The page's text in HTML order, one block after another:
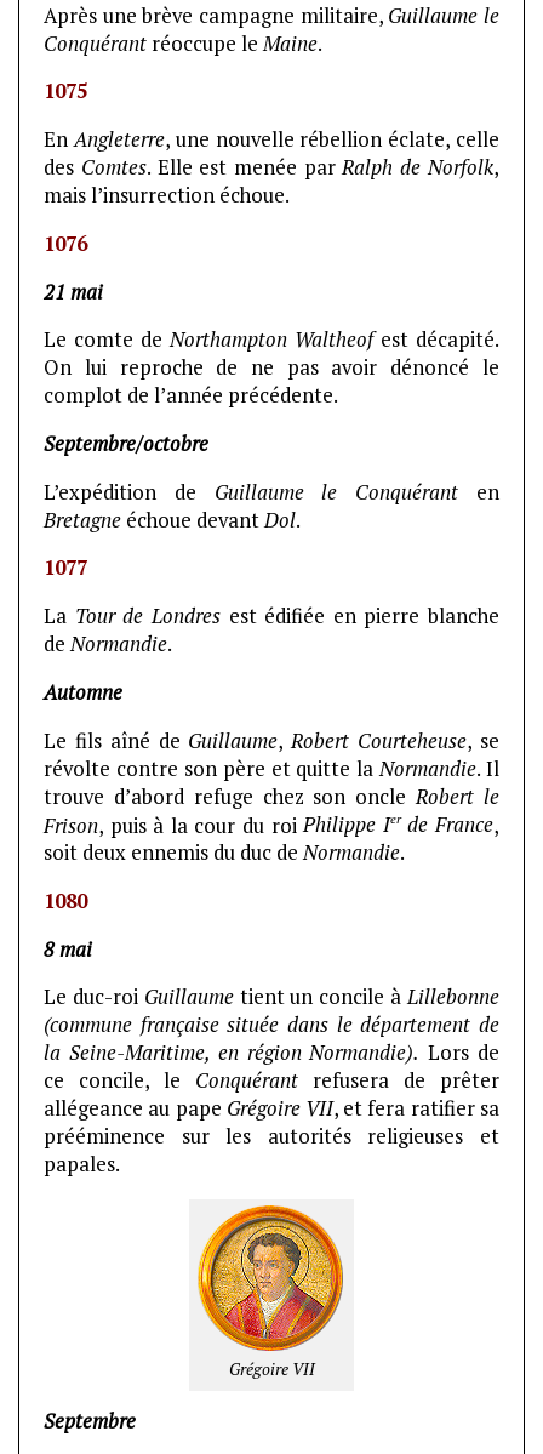
Après une brève campagne militaire, Guillaume le
Conquérant réoccupe leMaine.
1075
EnAngleterre, une nouvelle rébellion éclate, celle
des Comtes. Elle est menée parRalph de Norfolk,
mais l’insurrection échoue.
1076
21 mai
Le comte deNorthampton Waltheofest décapité.
On lui reproche de ne pas avoir dénoncé le
complot de l’année précédente.
Septembre/octobre
L’expédition de Guillaume le Conquérant en
Bretagne échoue devantDol.
1077
La Tour de Londresest édifiée en pierre blanche
deNormandie.
Automne
Le fils aîné de Guillaume,Robert Courteheuse, se
révolte contre son père et quitte laNormandie. Il
trouve d’abord refuge chez son oncleRobert le
Frison, puis à la cour du roiPhilippe Ierde France,
soit deux ennemis du duc deNormandie.
1080
8 mai
Le duc-roi Guillaumetient un concile àLillebonne
(commune française située dans le département de
la Seine-Maritime, en région Normandie). Lors de
ce concile, le Conquérant refusera de prêter
allégeance au pape Grégoire VII, et fera ratifier sa
prééminence sur les autorités religieuses et
papales.
Grégoire VII
Septembre